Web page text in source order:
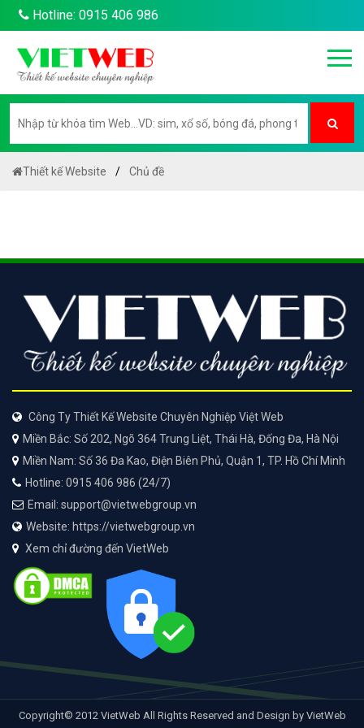
Hotline: 0915 406 986
Thiết kế Website Chủ đề
Công Ty Thiết Kế Website Chuyên Nghiệp Việt Web
Miền Bắc: Số 202, Ngõ 364 Trung Liệt, Thái Hà, Đống Đa, Hà Nội
Miền Nam: Số 36 Đa Kao, Điện Biên Phủ, Quận 1, TP. Hồ Chí Minh
Hotline: 0915 406 986 (24/7)
Email: support@vietwebgroup.vn
Website: https://vietwebgroup.vn
Xem chỉ đường đến VietWeb
Copyright© 2012 VietWeb All Rights Reserved and Design by VietWeb